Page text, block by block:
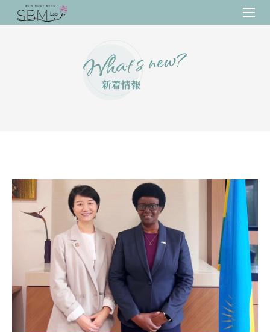
What’s new?
新着情報